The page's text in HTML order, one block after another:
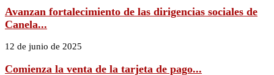
Avanzan fortalecimiento de las dirigencias sociales de
Canela...
12 de junio de 2025
Comienza la venta de la tarjeta de pago...